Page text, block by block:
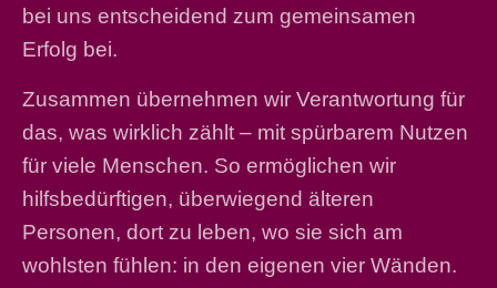
bei uns entscheidend zum gemeinsamen
Erfolg bei.
Zusammen übernehmen wir Verantwortung für
das, was wirklich zählt – mit spürbarem Nutzen
für viele Menschen. So ermöglichen wir
hilfsbedürftigen, überwiegend älteren
Personen, dort zu leben, wo sie sich am
wohlsten fühlen: in den eigenen vier Wänden.